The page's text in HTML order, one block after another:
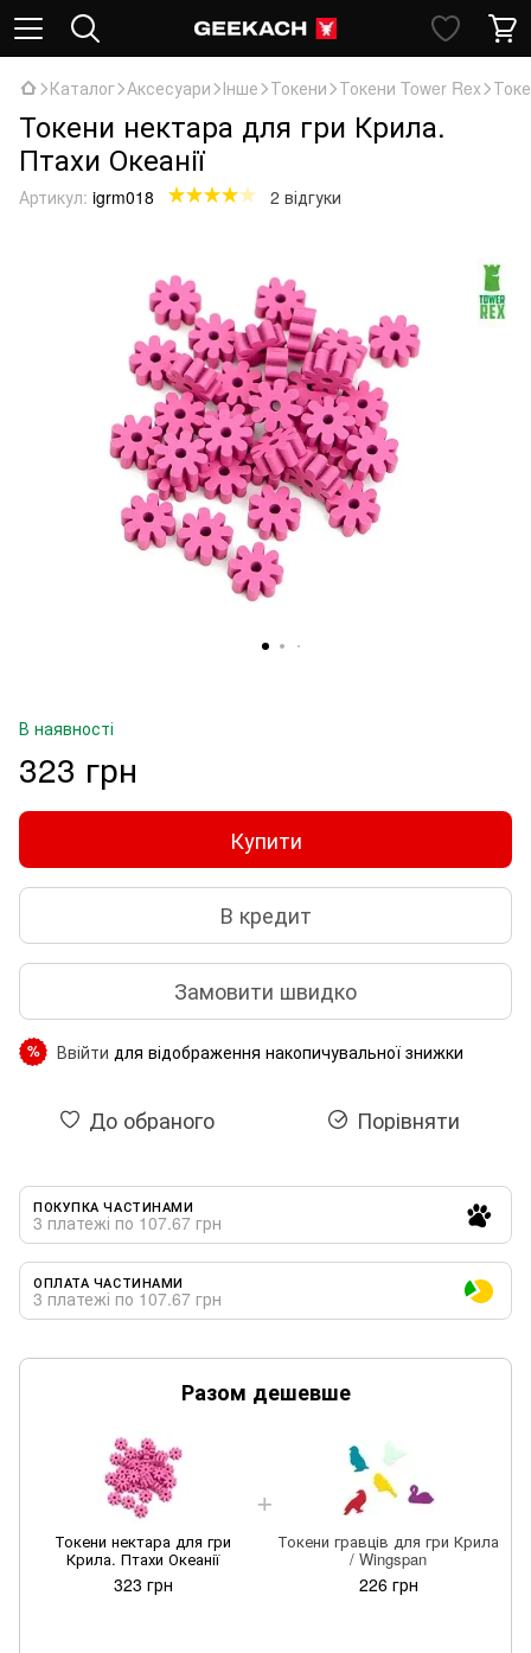
Каталог Аксесуари Інше Токени Токени Tower Rex
Токени нектара для гри Крила.
Птахи Океанії
Артикул: igrm018 2 відгуки
В наявності
323 грн
Купити
В кредит
Замовити швидко
% Ввійти для відображення накопичувальної знижки
До обраного Порівняти
ПОКУПКА ЧАСТИНАМИ
3 платежі по 107.67 грн
ОПЛАТА ЧАСТИНАМИ
3 платежі по 107.67 грн
Разом дешевше
Токени нектара для гри
Крила. Птахи Океанії
323 грн
Токени гравців для гри Крила
/ Wingspan
226 грн